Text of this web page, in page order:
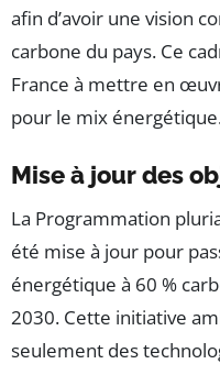
afin d’avoir une vision
carbone du pays. Ce
France à mettre en
pour le mix
Mise à jour des
La Programmation
été mise à jour pour
énergétique à 60 %
2030. Cette initiative
seulement des